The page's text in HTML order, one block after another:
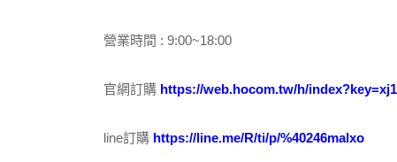
營業時間 : 9:00~18:00
官網訂購 https://web.hocom.tw/h/
line訂購 https://line.me/R/ti/p/%40246malxo